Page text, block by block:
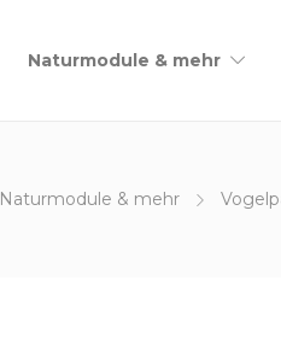
Naturmodule & mehr
Naturmodule & mehr